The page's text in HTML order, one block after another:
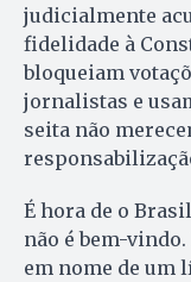
judicialmente
fidelidade à
bloqueiam
jornalistas e
seita não
É hora de o
não é bem-
em nome de um